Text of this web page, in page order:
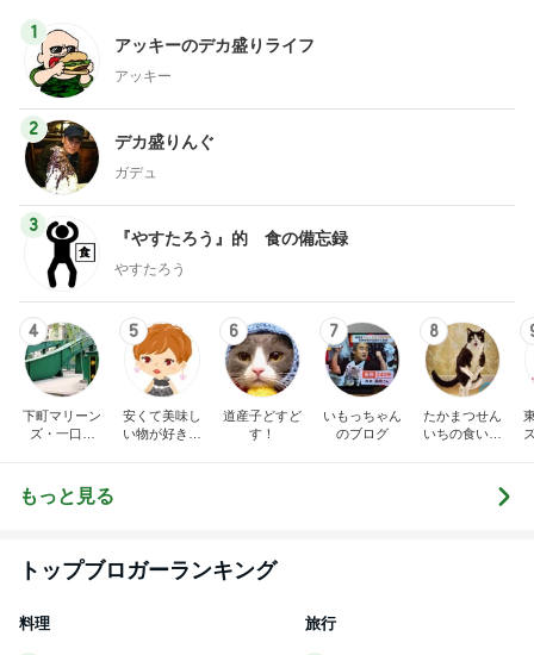
1
アッキーのデカ盛りライフ
アッキー
2
デカ盛りんぐ
ガデュ
3
『やすたろう』的 食の備忘録
やすたろう
4
下町マリーン
ズ・一口馬
そば
5
安くて美味し
い物が好き☆
6
道産子どすど
す！
7
いもっちゃん
のブログ
8
たかまつせん
いちの食い散
もっと見る
トップブロガーランキング
料理 旅行